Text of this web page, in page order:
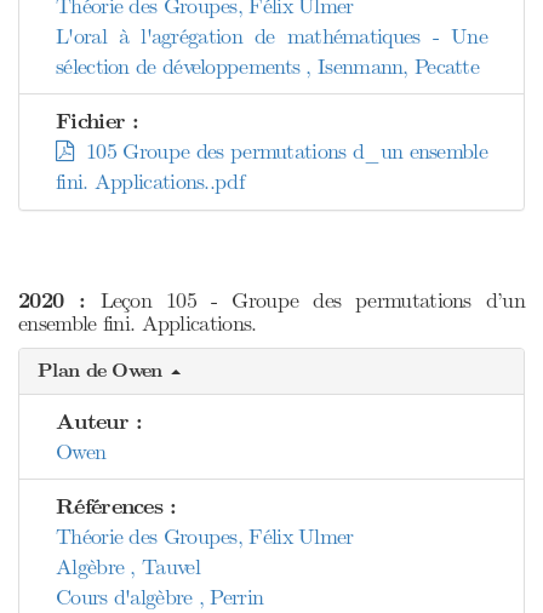
Théorie des Groupes, Félix Ulmer
L'oral à l'agrégation de mathématiques - Une
sélection de développements , Isenmann, Pecatte
Fichier :
105 Groupe des permutations d_un ensemble
fini. Applications..pdf
2020 : Leçon 105 - Groupe des permutations d’un
ensemble fini. Applications.
Plan de Owen
Auteur :
Owen
Références :
Théorie des Groupes, Félix Ulmer
Algèbre , Tauvel
Cours d'algèbre , Perrin